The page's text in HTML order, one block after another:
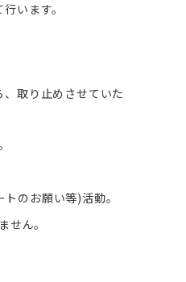
います。
取り止めさせていた
のお願い等)活動。
ん。